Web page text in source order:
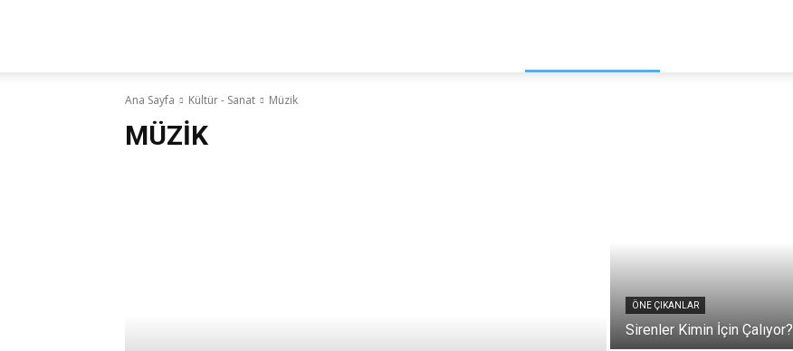
Hocam!
Ana Sayfa Kültür - Sanat Müzik
MÜZIK
ÖNE ÇIKANLAR
Sirenler Kimin İçin Çalıyor?